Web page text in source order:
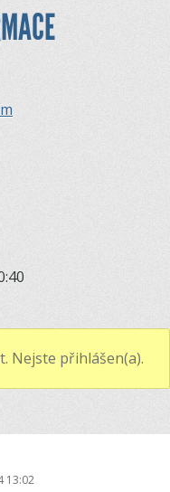
Nejste přihlášen(a).
13:02